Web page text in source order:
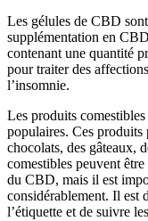
Les gélules de CBD
supplémentation en
contenant une quantité
pour traiter des
l’insomnie.
Les produits
populaires. Ces
chocolats, des gâteaux,
comestibles peuvent
du CBD, mais il est
considérablement. Il est
l’étiquette et de suivre